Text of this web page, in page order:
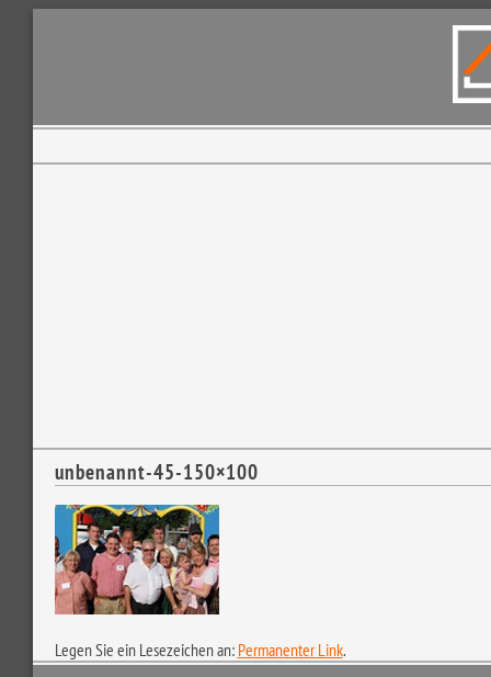
unbenannt-45-150×100
Legen Sie ein Lesezeichen an: Permanenter Link.